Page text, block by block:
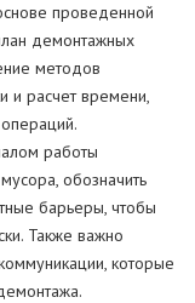
проведенной
демонтажных
методов
и расчет времени,
работы
обозначить
барьеры, чтобы
Также важно
которые